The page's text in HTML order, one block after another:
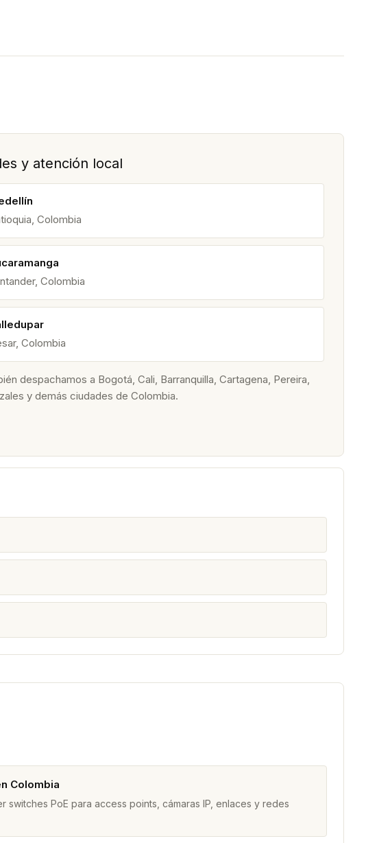
y atención local
Colombia
Colombia
Colombia
despachamos a Bogotá, Cali, Barranquilla, Cartagena, Pereira,
y demás ciudades de Colombia.
Colombia
switches PoE para access points, cámaras IP, enlaces y redes